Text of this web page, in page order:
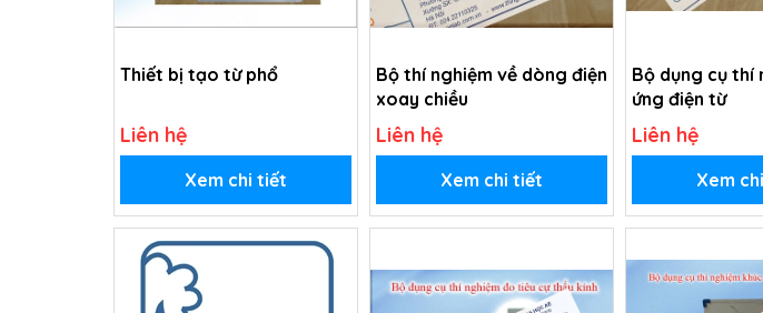
Thiết bị tạo từ phổ
Liên hệ
Xem chi tiết
Bộ thí nghiệm về dòng điện
xoay chiều
Liên hệ
Xem chi tiết
Bộ dụng cụ thí
ứng điện từ
Liên hệ
Xem